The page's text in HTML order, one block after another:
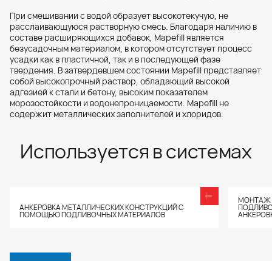
При смешивании с водой образует высокотекучую, не
расслаивающуюся растворную смесь. Благодаря наличию в
составе расширяющихся добавок, Mapefill является
безусадочным материалом, в котором отсутствует процесс
усадки как в пластичной, так и в последующей фазе
твердения. В затвердевшем состоянии Mapefill представляет
собой высокопрочный раствор, обладающий высокой
адгезией к стали и бетону, высоким показателем
морозостойкости и водонепроницаемости. Mapefill не
содержит металлических заполнителей и хлоридов.
Используется в системах
АНКЕРОВКА МЕТАЛЛИЧЕСКИХ КОНСТРУКЦИЙ С
ПОМОЩЬЮ ПОДЛИВОЧНЫХ МАТЕРИАЛОВ
МОНТАЖ